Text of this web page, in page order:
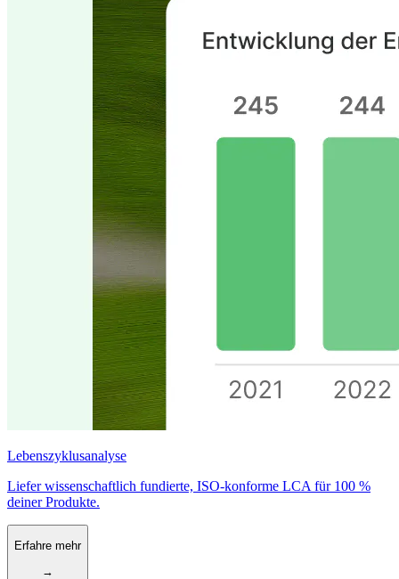
Lebenszyklusanalyse
Liefer wissenschaftlich fundierte, ISO-konforme LCA für 100 %
deiner Produkte.
Erfahre mehr
→